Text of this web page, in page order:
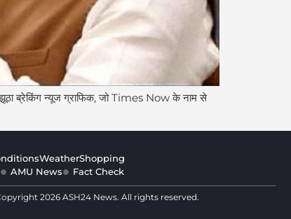
ब्रेकिंग न्यूज ग्राफिक, जो Times Now के नाम से
WeatherShopping
AMU News Fact Check
2026 ASH24 News. All rights reserved.